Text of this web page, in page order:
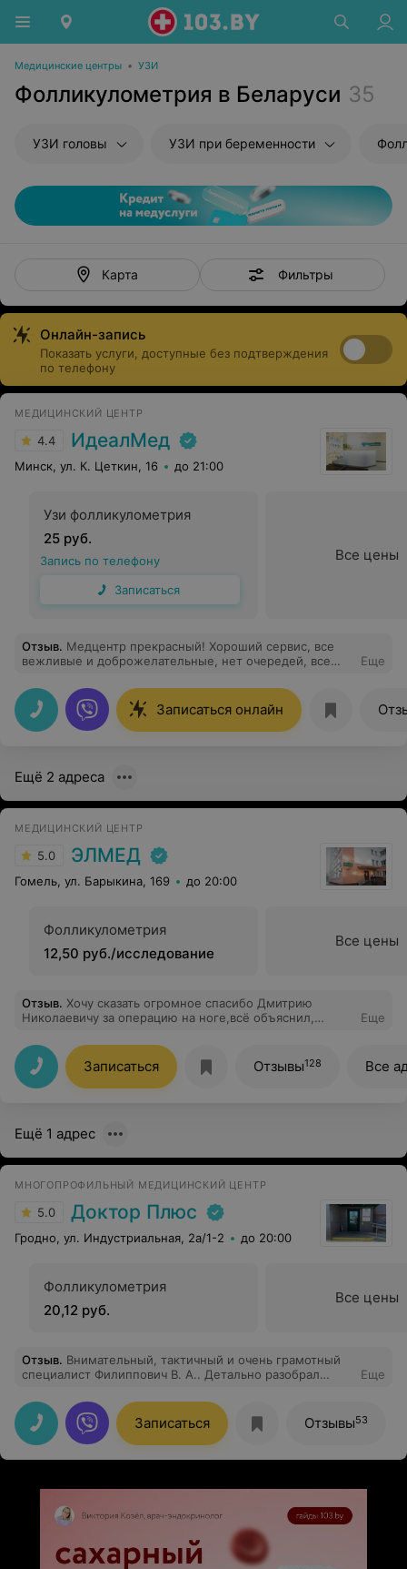
Медицинские центры • УЗИ
Фолликулометрия в Беларуси 35
УЗИ головы УЗИ при беременности
Карта Фильтры
Онлайн-запись
Показать услуги, доступные без подтверждения
по телефону
МЕДИЦИНСКИЙ ЦЕНТР
4.4 ИдеалМед
Минск, ул. К. Цеткин, 16 до 21:00
Узи фолликулометрия
25 руб.
Запись по телефону
Записаться
Все цены
Отзыв. Медцентр прекрасный! Хороший сервис, все
вежливые и доброжелательные, нет очередей, все
Никитина Бориса Николаевича за его
профессионализм, грамотность, доброжелательность ,
подробные ответы на все мои вопросы.
Еще
Записаться онлайн
Ещё 2 адреса
МЕДИЦИНСКИЙ ЦЕНТР
5.0 ЭЛМЕД
Гомель, ул. Барыкина, 169 до 20:00
Фолликулометрия
12,50 руб./исследование
Все цены
Отзыв. Хочу сказать огромное спасибо Дмитрию
Николаевичу за операцию на ноге,всё объяснил,
Бонцевич отдельное спасибо,посоветовала что и
как,помогла выбрать чулок,очень боялась и
переживала,но успокоили.всем буду рекомендовать
этот центр.
Еще
Записаться Отзывы128 Все
Ещё 1 адрес
МНОГОПРОФИЛЬНЫЙ МЕДИЦИНСКИЙ ЦЕНТР
5.0 Доктор Плюс
Гродно, ул. Индустриальная, 2а/1-2 до 20:00
Фолликулометрия
20,12 руб.
Все цены
Отзыв. Внимательный, тактичный и очень грамотный
специалист Филиппович В. А.. Детально разобрал
Спасибо за помощь!
Еще
Записаться Отзывы53